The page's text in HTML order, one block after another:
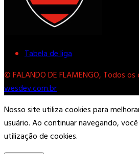
Tabela de liga
© FALANDO DE FLAMENGO, Todos
wesdev.com.br
Nosso site utiliza cookies para
usuário. Ao continuar navegando,
utilização de cookies.